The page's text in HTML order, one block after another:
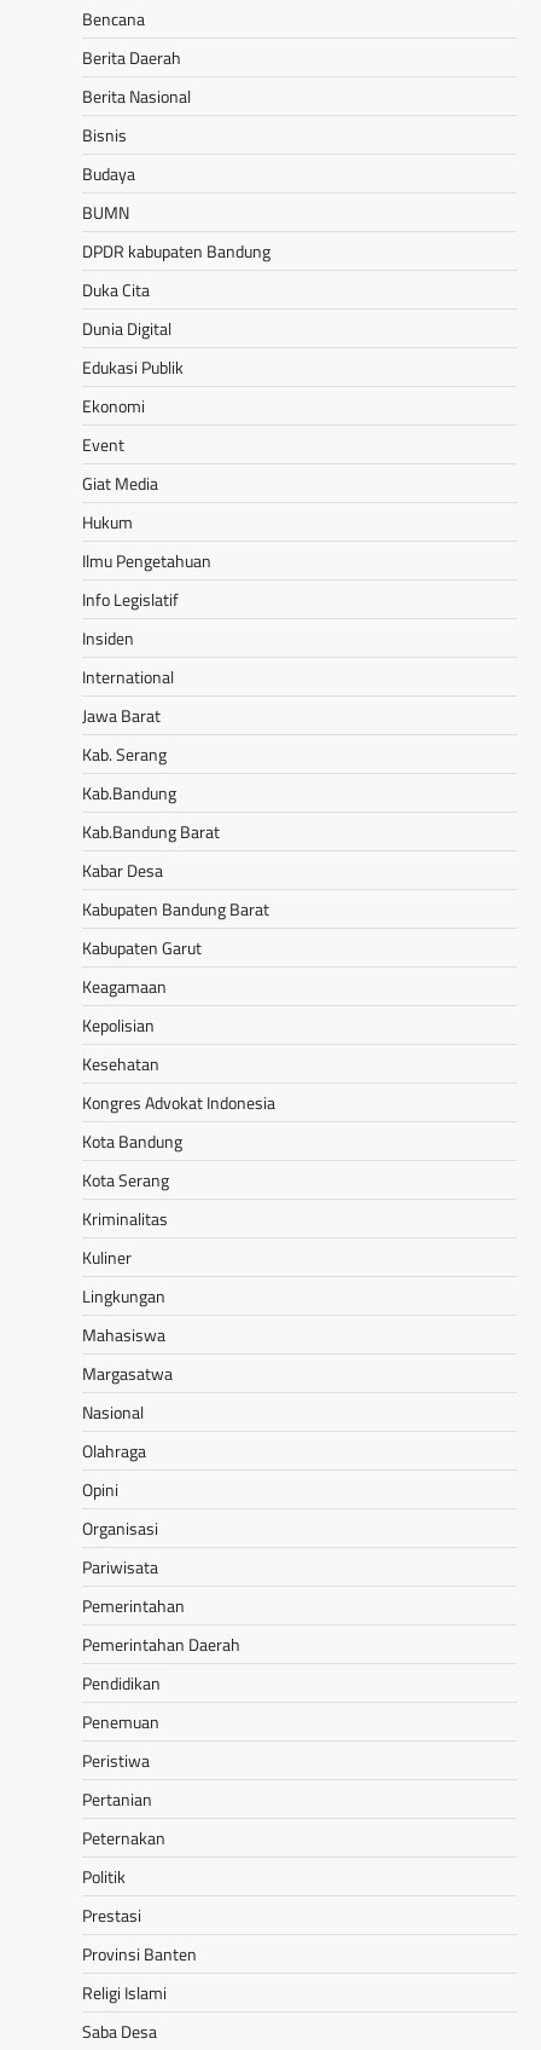
Bencana
Berita Daerah
Berita Nasional
Bisnis
Budaya
BUMN
DPDR kabupaten Bandung
Duka Cita
Dunia Digital
Edukasi Publik
Ekonomi
Event
Giat Media
Hukum
Ilmu Pengetahuan
Info Legislatif
Insiden
International
Jawa Barat
Kab. Serang
Kab.Bandung
Kab.Bandung Barat
Kabar Desa
Kabupaten Bandung Barat
Kabupaten Garut
Keagamaan
Kepolisian
Kesehatan
Kongres Advokat Indonesia
Kota Bandung
Kota Serang
Kriminalitas
Kuliner
Lingkungan
Mahasiswa
Margasatwa
Nasional
Olahraga
Opini
Organisasi
Pariwisata
Pemerintahan
Pemerintahan Daerah
Pendidikan
Penemuan
Peristiwa
Pertanian
Peternakan
Politik
Prestasi
Provinsi Banten
Religi Islami
Saba Desa